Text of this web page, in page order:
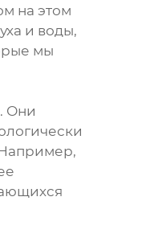
на этом
и воды,
мы
Они